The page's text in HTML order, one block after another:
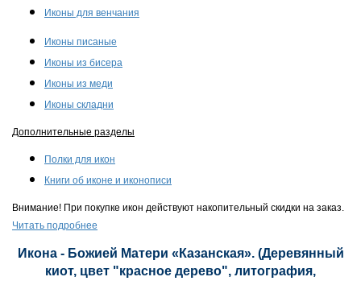
Иконы для венчания
Иконы писаные
Иконы из бисера
Иконы из меди
Иконы складни
Дополнительные разделы
Полки для икон
Книги об иконе и иконописи
Внимание! При покупке икон действуют накопительный скидки на заказ.
Читать подробнее
Икона - Божией Матери «Казанская». (Деревянный
киот, цвет "красное дерево", литография,